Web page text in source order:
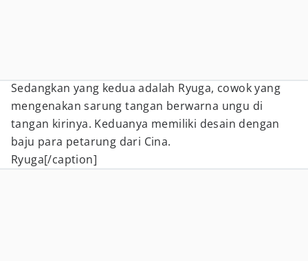
Sedangkan yang kedua adalah Ryuga, cowok yang
mengenakan sarung tangan berwarna ungu di
tangan kirinya. Keduanya memiliki desain dengan
baju para petarung dari Cina.
Ryuga[/caption]